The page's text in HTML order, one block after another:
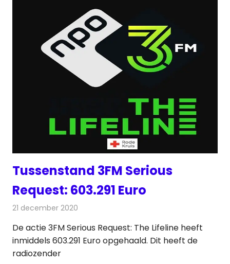
Tussenstand 3FM Serious
Request: 603.291 Euro
21 december 2020
De actie 3FM Serious Request: The Lifeline heeft
inmiddels 603.291 Euro opgehaald. Dit heeft de
radiozender